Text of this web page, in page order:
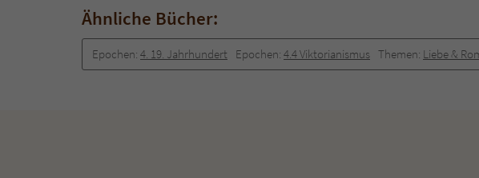
Ähnliche Bücher:
Epochen: 4. 19. Jahrhundert Epochen: 4.4 Viktorianismus Themen: Liebe &